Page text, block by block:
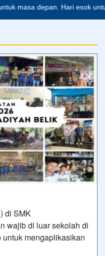
masa depan. Hari esok
di SMK
wajib di luar sekolah di
mengaplikasikan